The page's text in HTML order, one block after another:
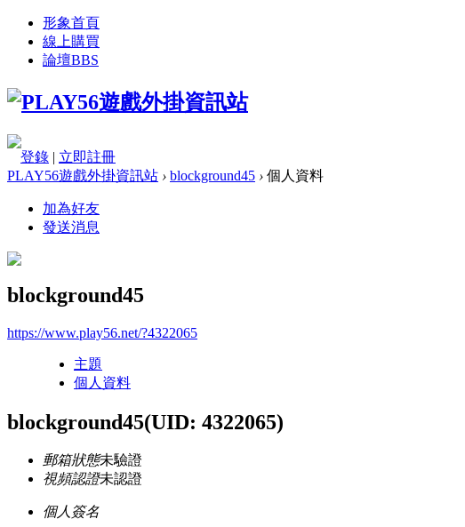
形象首頁
線上購買
論壇BBS
登錄 | 立即註冊
PLAY56遊戲外掛資訊站 › blockground45 › 個人資料
加為好友
發送消息
blockground45
https://www.play56.net/?4322065
主題
個人資料
blockground45(UID: 4322065)
郵箱狀態未驗證
視頻認證未認證
個人簽名